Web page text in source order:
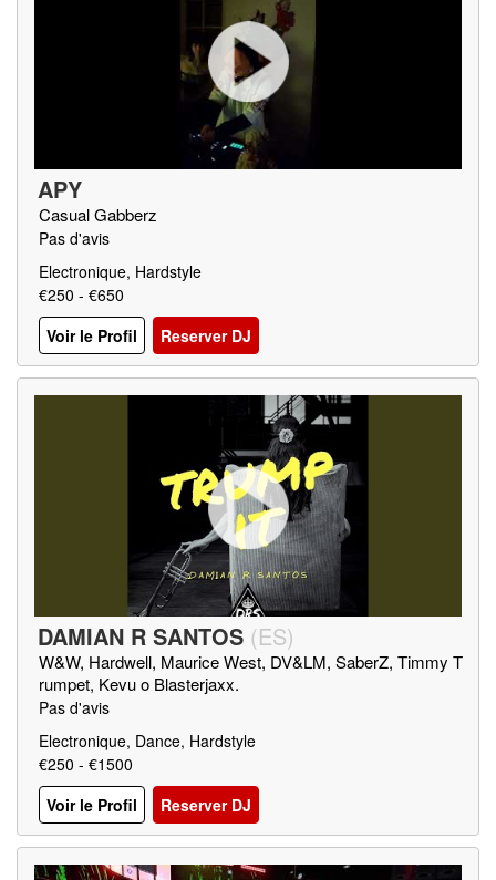
APY
Casual Gabberz
Pas d'avis
Electronique, Hardstyle
€250 - €650
Voir le Profil
Reserver DJ
DAMIAN R SANTOS (ES)
W&W, Hardwell, Maurice West, DV&LM, SaberZ, Timmy T
rumpet, Kevu o Blasterjaxx.
Pas d'avis
Electronique, Dance, Hardstyle
€250 - €1500
Voir le Profil
Reserver DJ